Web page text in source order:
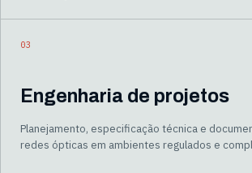
03
Engenharia de projetos
Planejamento, especificação técnica e
redes ópticas em ambientes regulados e